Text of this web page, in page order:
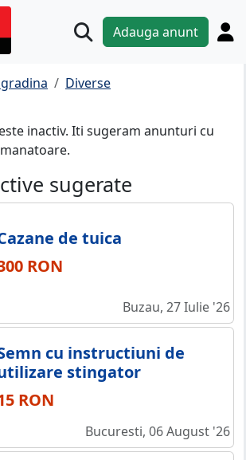
Adauga anunt
Diverse
inactiv. Iti sugeram anunturi cu
sugerate
de tuica
RON
Buzau, 27 Iulie '26
cu instructiuni de
stingator
RON
Bucuresti, 06 August '26